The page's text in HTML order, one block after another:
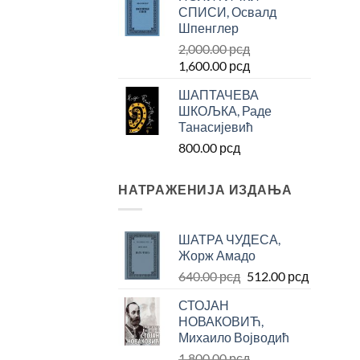
била:
1,000.00 рсд.
800.00 рсд.
СПИСИ, Освалд
Шпенглер
2,000.00рсд
Оригинална
је
била:
2,000.00 рсд.
1,600.00 рсд
је:
1,600.00 рсд.
ШАПТАЧЕВА
ШКОЉКА, Раде
Танасијевић
800.00 рсд
НАТРАЖЕНИЈА ИЗДАЊА
ШАТРА ЧУДЕСА,
Жорж Амадо
640.00рсд Оригинална
била:
640.00 рсд.
512.00 рсдТренутна
СТОЈАН
НОВАКОВИЋ,
Михаило Војводић